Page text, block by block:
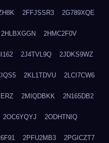
2FFJSSR3 2G789XQE
2HLBXGGN 2HMC2F0V
2J4TVL9Q 2JDKS9WZ
2KL1TDVU 2LCI7CW6
2MIQDBKK 2N165DB2
2OC6YQYJ 2ODHTNIQ
2PFU2MB3 2PGICZT7